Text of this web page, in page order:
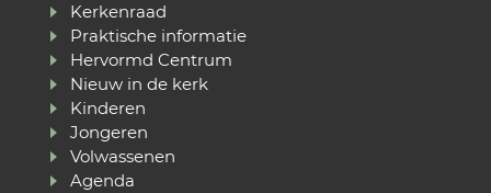
Kerkenraad
Praktische informatie
Hervormd Centrum
Nieuw in de kerk
Kinderen
Jongeren
Volwassenen
Agenda